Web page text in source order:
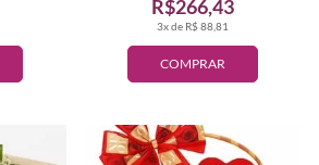
COMPRAR
3x de R$ 88,81
R$266,43